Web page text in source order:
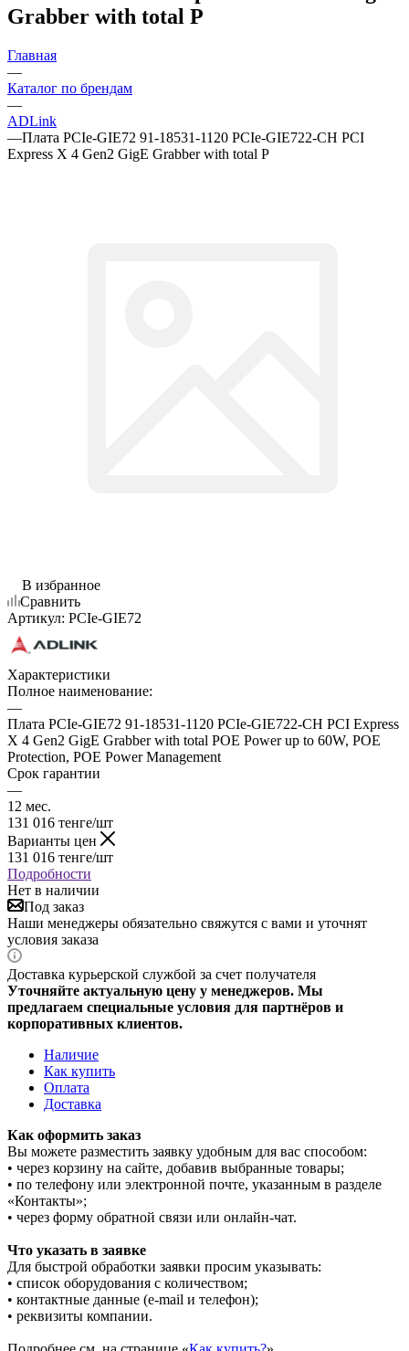
Grabber with total P
Главная
—
Каталог по брендам
—
ADLink
—Плата PCIe-GIE72 91-18531-1120 PCIe-GIE722-CH PCI
Express X 4 Gen2 GigE Grabber with total P
В избранное
Сравнить
Артикул: PCIe-GIE72
Характеристики
Полное наименование:
—
Плата PCIe-GIE72 91-18531-1120 PCIe-GIE722-CH PCI Express
X 4 Gen2 GigE Grabber with total POE Power up to 60W, POE
Protection, POE Power Management
Срок гарантии
—
12 мес.
131 016 тенге/шт
Варианты цен
131 016 тенге/шт
Подробности
Нет в наличии
Под заказ
Наши менеджеры обязательно свяжутся с вами и уточнят
условия заказа
Доставка курьерской службой за счет получателя
Уточняйте актуальную цену у менеджеров. Мы
предлагаем специальные условия для партнёров и
корпоративных клиентов.
Наличие
Как купить
Оплата
Доставка
Как оформить заказ
Вы можете разместить заявку удобным для вас способом:
• через корзину на сайте, добавив выбранные товары;
• по телефону или электронной почте, указанным в разделе
«Контакты»;
• через форму обратной связи или онлайн-чат.
Что указать в заявке
Для быстрой обработки заявки просим указывать:
• список оборудования с количеством;
• контактные данные (e-mail и телефон);
• реквизиты компании.